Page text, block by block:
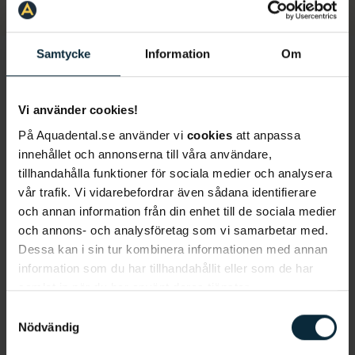
Samtycke Information Om
Vi använder cookies!
På Aquadental.se använder vi cookies att anpassa
innehållet och annonserna till våra användare,
tillhandahålla funktioner för sociala medier och analysera
vår trafik. Vi vidarebefordrar även sådana identifierare
och annan information från din enhet till de sociala medier
och annons- och analysföretag som vi samarbetar med.
Dessa kan i sin tur kombinera informationen med annan
information som du har tillhandahållit eller som de har
samlat in när du har använt deras tjänster.
Nödvändig
broar sedan kan fästas på.
tandimplantat i Kalmar till
Tandimplantat är en omfattande behandling som
inkluderar flera steg. Flera av våra tandläkare i
Kalmar är specialiserade och nischade på just
tandimplantat och arbetar uteslutande med det.
Därmed har de enorm kunskap inom området. Är
du intresserad av en behandling med
tandimplantat i Kalmar? Nedan hittar du hur en
Konsultation
Det första steget för att påbörja en behandling